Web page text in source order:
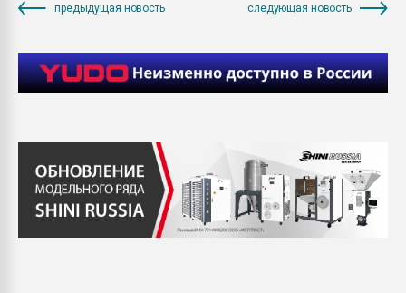
предыдущая новость следующая новость